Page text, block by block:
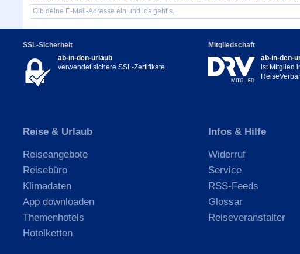
SSL-Sicherheit
ab-in-den-urlaub
verwendet sichere SSL-Zertifikate
Mitgliedschaft
ab-in-den-
ist Mitglied
Reise & Urlaub
Reiseangebote
Reisebüro
Klimadaten
App downloaden
Themenhotels
Hotelketten
Infos & Hilfe
Widerruf
Service
RSS-Feeds
Glossar
Reiseveranstalter